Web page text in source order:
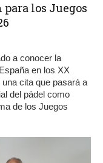
los Juegos
a conocer la
en los XX
cita que pasará a
del pádel como
de los Juegos